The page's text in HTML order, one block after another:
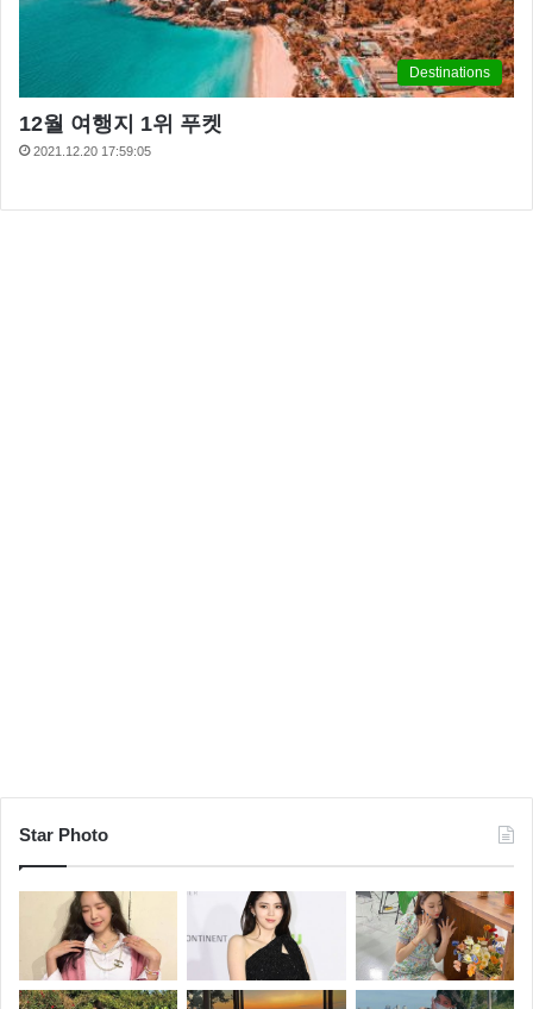
Destinations
12월 여행지 1위 푸켓
2021.12.20 17:59:05
Star Photo